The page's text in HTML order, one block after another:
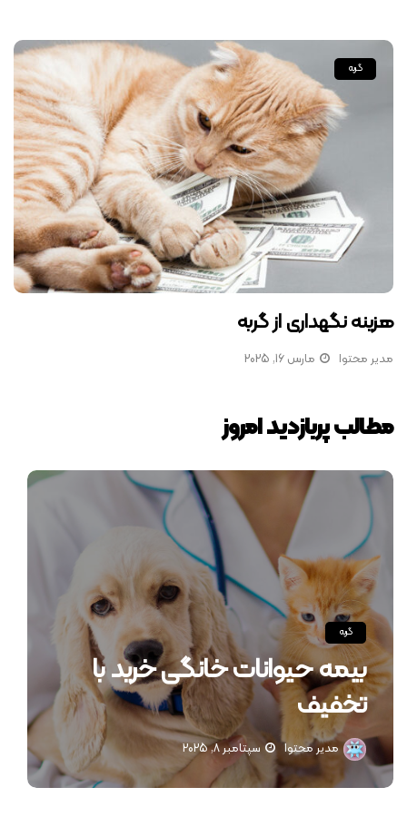
گربه
هزینه نگهداری از گربه
مدیر محتوا مارس 16, 2025
مطالب پربازدید امروز
گربه
بیمه حیوانات خانگی خرید با
تخفیف
مدیر محتوا سپتامبر 8, 2025